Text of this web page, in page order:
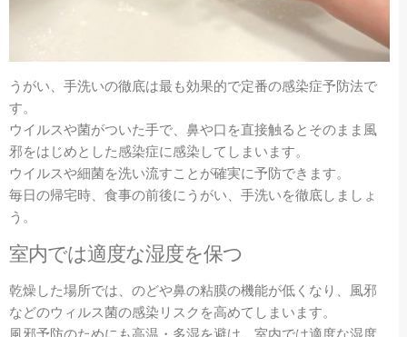
うがい、手洗いの徹底は最も効果的で定番の感染症予防法で
す。
ウイルスや菌がついた手で、鼻や口を直接触るとそのまま風
邪をはじめとした感染症に感染してしまいます。
ウイルスや細菌を洗い流すことが確実に予防できます。
毎日の帰宅時、食事の前後にうがい、手洗いを徹底しましょ
う。
室内では適度な湿度を保つ
乾燥した場所では、のどや鼻の粘膜の機能が低くなり、風邪
などのウィルス菌の感染リスクを高めてしまいます。
風邪予防のためにも高温・多湿を避け、室内では適度な湿度